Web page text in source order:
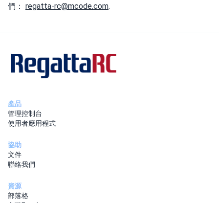
們： regatta-rc@mcode.com.
產品
管理控制台
使用者應用程式
協助
文件
聯絡我們
資源
部落格